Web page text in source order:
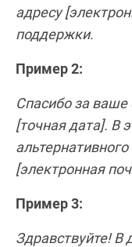
адресу
поддержки.
Пример 2:
Спасибо за ваше
[точная дата]. В
[электронная
Пример 3:
Здравствуйте! В